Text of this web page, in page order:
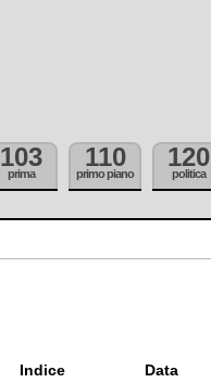
103
prima
110
primo piano
120
politica
Indice Data